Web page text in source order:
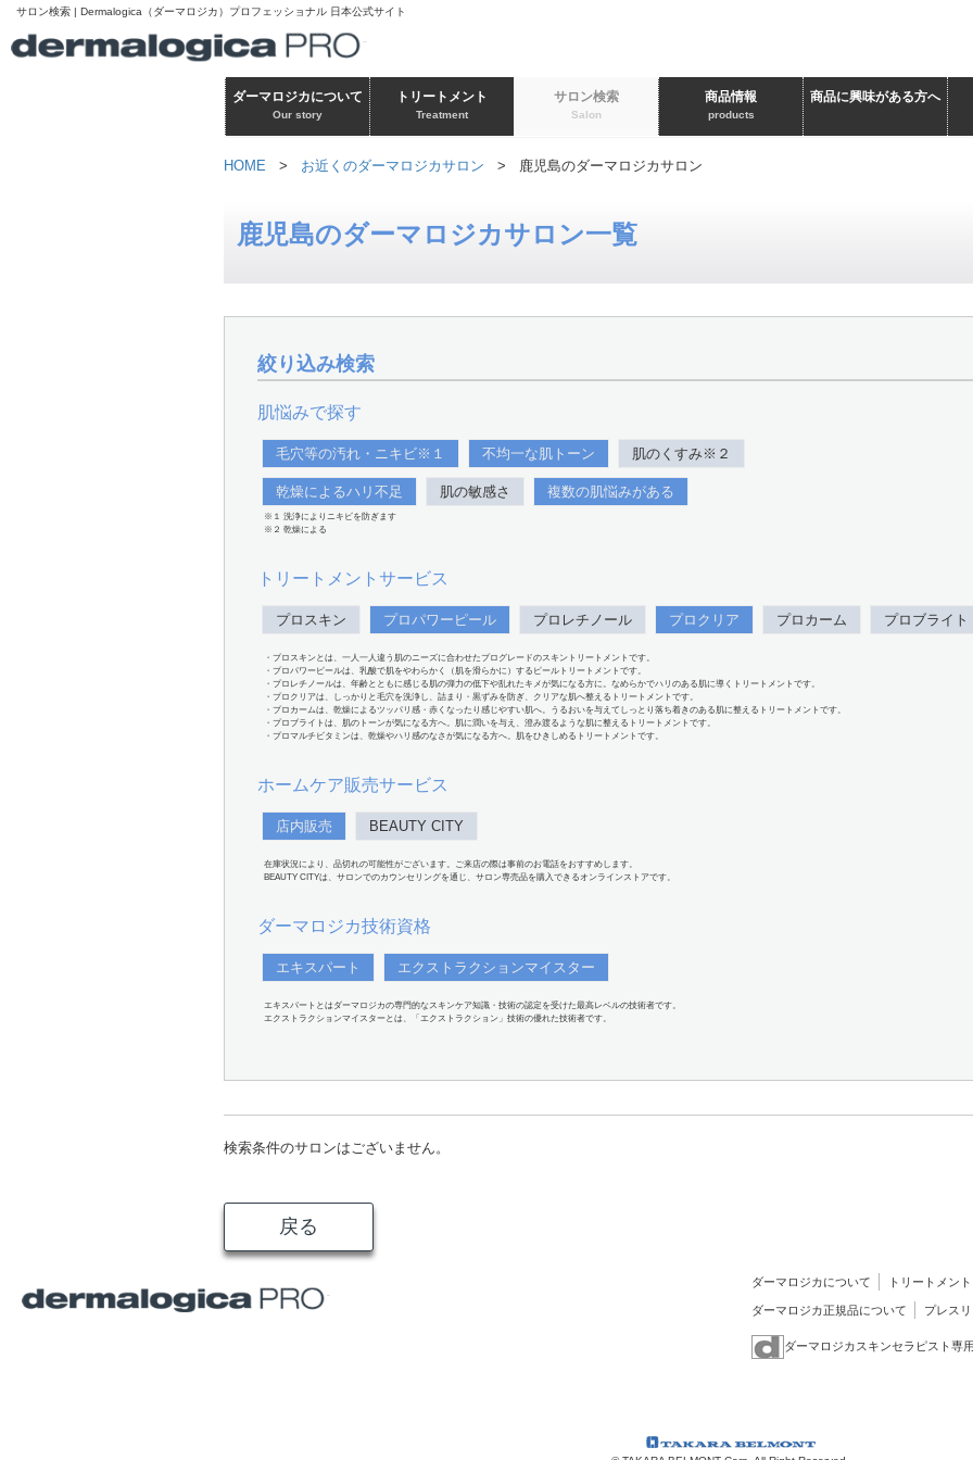
サロン検索 | Dermalogica（ダーマロジカ）プロフェッショナル 日本公式サイト
ダーマロジカについて
Our story
トリートメント
Treatment
サロン検索
Salon
商品情報
products
商品に興味がある方へ
HOME > お近くのダーマロジカサロン > 鹿児島のダーマロジカサロン
鹿児島のダーマロジカサロン一覧
絞り込み検索
肌悩みで探す
毛穴等の汚れ・ニキビ※１ 不均一な肌トーン 肌のくすみ※２
乾燥によるハリ不足 肌の敏感さ 複数の肌悩みがある
※１ 洗浄によりニキビを防ぎます
※２ 乾燥による
トリートメントサービス
プロスキン プロパワーピール プロレチノール プロクリア プロカーム プロブライト
・プロスキンとは、一人一人違う肌のニーズに合わせたプログレードのスキントリートメントです。
・プロパワーピールは、乳酸で肌をやわらかく（肌を滑らかに）するピールトリートメントです。
・プロレチノールは、年齢とともに感じる肌の弾力の低下や乱れたキメが気になる方に。なめらかでハリのある肌に導くトリートメントです。
・プロクリアは、しっかりと毛穴を洗浄し、詰まり・黒ずみを防ぎ、クリアな肌へ整えるトリートメントです。
・プロカームは、乾燥によるツッパリ感・赤くなったり感じやすい肌へ。うるおいを与えてしっとり落ち着きのある肌に整えるトリートメントです。
・プロブライトは、肌のトーンが気になる方へ。肌に潤いを与え、澄み渡るような肌に整えるトリートメントです。
・プロマルチビタミンは、乾燥やハリ感のなさが気になる方へ。肌をひきしめるトリートメントです。
ホームケア販売サービス
店内販売 BEAUTY CITY
在庫状況により、品切れの可能性がございます。ご来店の際は事前のお電話をおすすめします。
BEAUTY CITYは、サロンでのカウンセリングを通じ、サロン専売品を購入できるオンラインストアです。
ダーマロジカ技術資格
エキスパート エクストラクションマイスター
エキスパートとはダーマロジカの専門的なスキンケア知識・技術の認定を受けた最高レベルの技術者です。
エクストラクションマイスターとは、「エクストラクション」技術の優れた技術者です。
検索条件のサロンはございません。
戻る
ダーマロジカについて トリートメント
ダーマロジカ正規品について プレス
ダーマロジカスキンセラピスト専